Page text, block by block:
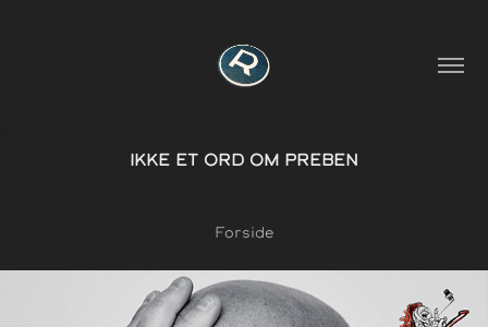
IKKE ET ORD OM PREBEN
Forside